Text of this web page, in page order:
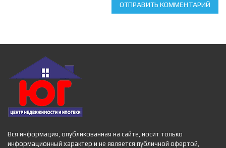
ОТПРАВИТЬ КОММЕНТАРИЙ
Вся информация, опубликованная на сайте, носит только
информационный характер и не является публичной офертой,